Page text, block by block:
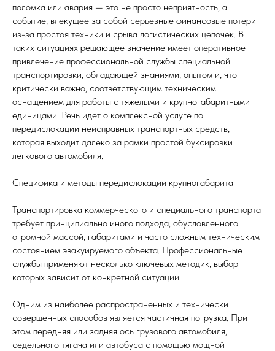
поломка или авария — это не просто неприятность, а
событие, влекущее за собой серьезные финансовые потери
из-за простоя техники и срыва логистических цепочек. В
таких ситуациях решающее значение имеет оперативное
привлечение профессиональной службы специальной
транспортировки, обладающей знаниями, опытом и, что
критически важно, соответствующим техническим
оснащением для работы с тяжелыми и крупногабаритными
единицами. Речь идет о комплексной услуге по
передислокации неисправных транспортных средств,
которая выходит далеко за рамки простой буксировки
легкового автомобиля.
Специфика и методы передислокации крупногабарита
Транспортировка коммерческого и специального транспорта
требует принципиально иного подхода, обусловленного
огромной массой, габаритами и часто сложным техническим
состоянием эвакуируемого объекта. Профессиональные
службы применяют несколько ключевых методик, выбор
которых зависит от конкретной ситуации.
Одним из наиболее распространенных и технически
совершенных способов является частичная погрузка. При
этом передняя или задняя ось грузового автомобиля,
седельного тягача или автобуса с помощью мощной